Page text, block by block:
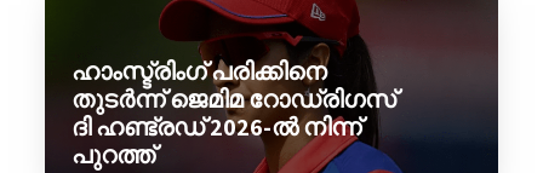
ഹാംസ്ട്രിംഗ് പരിക്കിനെ
തുടർന്ന് ജെമിമ റോഡ്രിഗസ്
ദി ഹണ്ട്രഡ് 2026-ൽ നിന്ന്
പുറത്ത്